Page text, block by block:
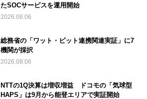
たSOCサービスを運用開始
2026.08.06
総務省の「ワット・ビット連携関連実証」に7
機関が採択
2026.08.06
NTTの1Q決算は増収増益 ドコモの「気球型
HAPS」は9月から能登エリアで実証開始